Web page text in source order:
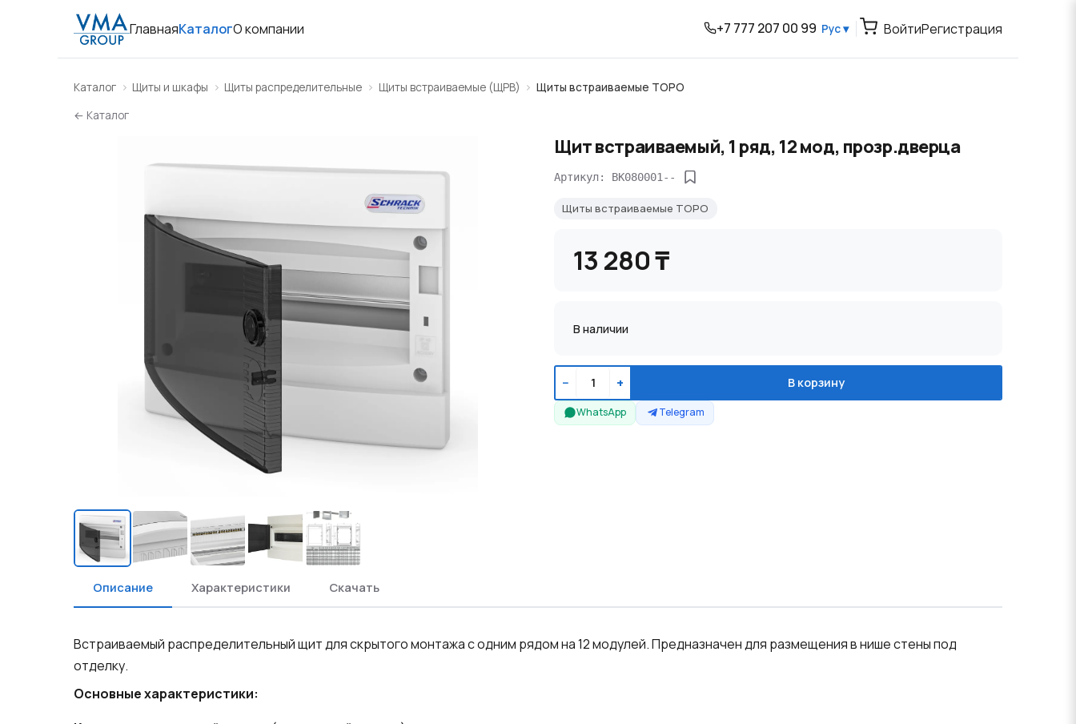
ГлавнаяКаталогО компании +7 777 207 00 99 Рус ▾ ВойтиРегистрация
Каталог Щиты и шкафы Щиты распределительные Щиты встраиваемые (ЩРВ)
Щиты встраиваемые TOPO
← Каталог
Щит встраиваемый, 1 ряд, 12 мод, прозр.дверца
Артикул: BK080001--
Щиты встраиваемые TOPO
13 280 ₸
В наличии
− + В корзину
WhatsApp Telegram
Описание Характеристики Скачать
Встраиваемый распределительный щит для скрытого монтажа с одним рядом на 12 модулей. Предназначен для размещения в нише стены под
отделку.
Основные характеристики: